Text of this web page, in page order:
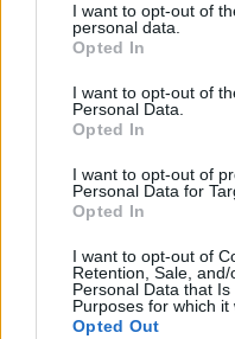
not limited to your visit or
grant or deny consent to
use your data for below
consent section.
I want to opt-out of
personal data.
Opted In
I want to opt-out of
Personal Data.
Opted In
I want to opt-out of
Personal Data for
Opted In
I want to opt-out of
Retention, Sale,
Personal Data that
Purposes for which it
Opted Out
Megszakad egy rossz
időszak: július végéig…
A szívroham 4
árulkodó tünete, amit
sosem szabad…